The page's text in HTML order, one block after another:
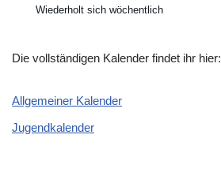
Wiederholt sich wöchentlich
Die vollständigen Kalender findet ihr hier:
Allgemeiner Kalender
Jugendkalender